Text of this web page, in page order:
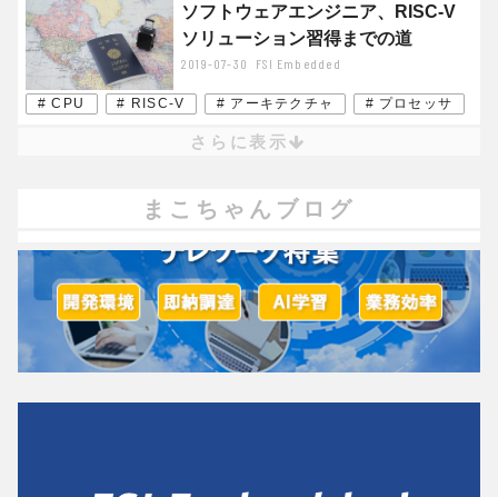
ソフトウェアエンジニア、RISC-V
ソリューション習得までの道
2019-07-30 FSI Embedded
# CPU # RISC-V # アーキテクチャ # プロセッサ
さらに表示
まこちゃんブログ